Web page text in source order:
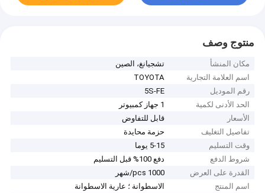
منتوج وصف
مكان المنشأ
تشجيانغ، الصين
اسم العلامة التجارية
TOYOTA
رقم الموديل
5S-FE
الحد الأدنى لكمية
1 جهاز كمبيوتر
الأسعار
قابل للتفاوض
تفاصيل التغليف
حزمة محايدة
وقت التسليم
5-15 يوما
شروط الدفع
دفع 100% قبل التسليم
القدرة على العرض
1000 pcs/شهر
اسم المنتج
الاسطوانة ؛ عارية الاسطوانة